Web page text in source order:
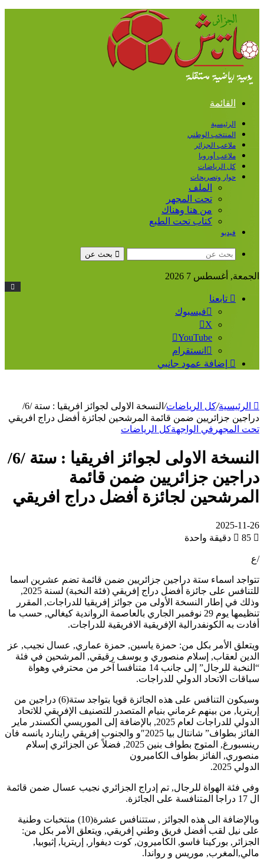
القائمة
الرئيسية
المنتخب الوطني
ملاعب الجزائر
ملاعب أوروبا
كل الرياضات
حوار وتصريحات
الملف
تحت المجهر
من هنا وهناك
كتاب تحت الطبع
فيديو
بحث عن
الجمعة, أغسطس 7 2026
تابعنا
فيسبوك
‫X
‫YouTube
انستقرام
إضافة عمود جانبي
الرئيسية/كل الرياضات/
النسخة الاولى لجوائز افريقيا : ستة /6/
دراجين جزائريين ضمن قائمة المرشحين لجائزة أفضل دراج افريقي
تحت المجهر في الواجهةكل الرياضات
النسخة الاولى لجوائز افريقيا : ستة /6/
دراجين جزائريين ضمن قائمة
المرشحين لجائزة أفضل دراج افريقي
2025-11-26
85
دقيقة واحدة
/ع
تتواجد اسماء ستة دراجين جزائريين ضمن قائمة تضم عشرين اسما
للتنافس على جائزة أفضل دراج إفريقي (فئة النخبة) لسنة 2025,
وذلك في إطار النسخة الأولى من جوائز إفريقيا للدراجات, المقرر
تنظيمها يوم 29 نوفمبر الجاري بالعاصمة الرواندية كيغالي, حسب ما
أفادت به الكونفدرالية الإفريقية الافريقية للدراجات.
ويتعلق الأمر بكل من: حمزة ياسين, حمزة عماري, عسال نجيب, عز
الدين لعقاب, إسلام منصوري و يوسف رقيقي, المرشحين في فئة
“النخبة للرجال” إلى جانب 14 متنافسا آخر من محترفي وهواة
سباقات الاتحاد الدولي للدراجات.
وسيكون التنافس على هذه الجائزة قويا بتواجد ستة(6) دراجين من
إريتريا, من بينهم غرماني بنيام المتصدر للتصنيف الإفريقي للاتحاد
الدولي للدراجات لعام 2025, بالإضافة إلى الموريسي ألكسندر ماير
الفائز بطواف” شانتال بيا 2025″و والجنوب إفريقي راينارد يانسه فان
رينسبورغ, المتوج بطواف بنين 2025, فضلاً عن الجزائري إسلام
منصوري, الفائز بطواف الكاميرون
الدولي 2025.
وفي فئة الهواة للرجال, تم إدراج الجزائري نجيب عسال ضمن قائمة
ال 17 دراجا المتنافسة على الجائزة.
وبالإضافة الى هذه الجوائز , ستتنافس عشرة(10) منتخبات وطنية
على نيل لقب أفضل فريق وطني إفريقي, ويتعلق الأمر بكل من:
الجزائر, بوركينا فاسو, الكاميرون, كوت ديفوار, إريتريا, إثيوبيا,
مالي,المغرب, موريس و رواندا.